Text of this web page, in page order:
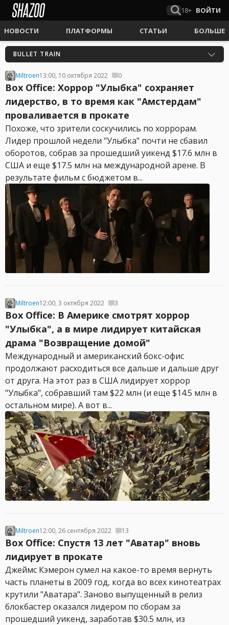
18+ ВОЙТИ
НОВОСТИ ПЛАТФОРМЫ СТАТЬИ БОЛЬШЕ
BULLET TRAIN
Miltroen13:00, 10 октября 2022 0
Box Office: Хоррор "Улыбка" сохраняет
лидерство, в то время как "Амстердам"
проваливается в прокате
Похоже, что зрители соскучились по хоррорам.
Лидер прошлой недели "Улыбка" почти не сбавил
оборотов, собрав за прошедший уикенд $17.6 млн в
США и еще $17.5 млн на международной арене. В
результате фильм с бюджетом в...
Miltroen12:00, 3 октября 2022 3
Box Office: В Америке смотрят хоррор
"Улыбка", а в мире лидирует китайская
драма "Возвращение домой"
Международный и американский бокс-офис
продолжают расходиться все дальше и дальше друг
от друга. На этот раз в США лидирует хоррор
"Улыбка", собравший там $22 млн (и еще $14.5 млн в
остальном мире). А вот в...
Miltroen12:00, 26 сентября 2022 13
Box Office: Спустя 13 лет "Аватар" вновь
лидирует в прокате
Джеймс Кэмерон сумел на какое-то время вернуть
часть планеты в 2009 год, когда во всех кинотеатрах
крутили "Аватара". Заново выпущенный в релиз
блокбастер оказался лидером по сборам за
прошедший уикенд, заработав $30.5 млн, из